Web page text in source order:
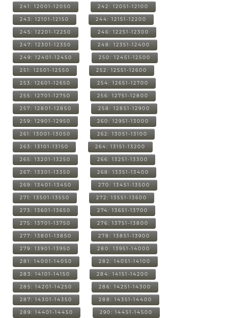
241: 12001-12050 242: 12051-12100
243: 12101-12150 244: 12151-12200
245: 12201-12250 246: 12251-12300
247: 12301-12350 248: 12351-12400
249: 12401-12450 250: 12451-12500
251: 12501-12550 252: 12551-12600
253: 12601-12650 254: 12651-12700
255: 12701-12750 256: 12751-12800
257: 12801-12850 258: 12851-12900
259: 12901-12950 260: 12951-13000
261: 13001-13050 262: 13051-13100
263: 13101-13150 264: 13151-13200
265: 13201-13250 266: 13251-13300
267: 13301-13350 268: 13351-13400
269: 13401-13450 270: 13451-13500
271: 13501-13550 272: 13551-13600
273: 13601-13650 274: 13651-13700
275: 13701-13750 276: 13751-13800
277: 13801-13850 278: 13851-13900
279: 13901-13950 280: 13951-14000
281: 14001-14050 282: 14051-14100
283: 14101-14150 284: 14151-14200
285: 14201-14250 286: 14251-14300
287: 14301-14350 288: 14351-14400
289: 14401-14450 290: 14451-14500